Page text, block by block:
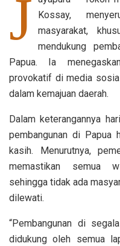
J
Kossay,
masyarakat,
mendukung
Papua. Ia
provokatif di media
dalam kemajuan daerah.
Dalam keterangannya
pembangunan di Papua
kasih. Menurutnya,
memastikan semua
sehingga tidak ada
dilewati.
“Pembangunan di
didukung oleh semua